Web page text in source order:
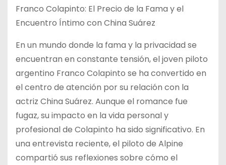
Franco Colapinto: El Precio de la Fama y el
Encuentro Íntimo con China Suárez
En un mundo donde la fama y la privacidad se
encuentran en constante tensión, el joven piloto
argentino Franco Colapinto se ha convertido en
el centro de atención por su relación con la
actriz China Suárez. Aunque el romance fue
fugaz, su impacto en la vida personal y
profesional de Colapinto ha sido significativo. En
una entrevista reciente, el piloto de Alpine
compartió sus reflexiones sobre cómo el